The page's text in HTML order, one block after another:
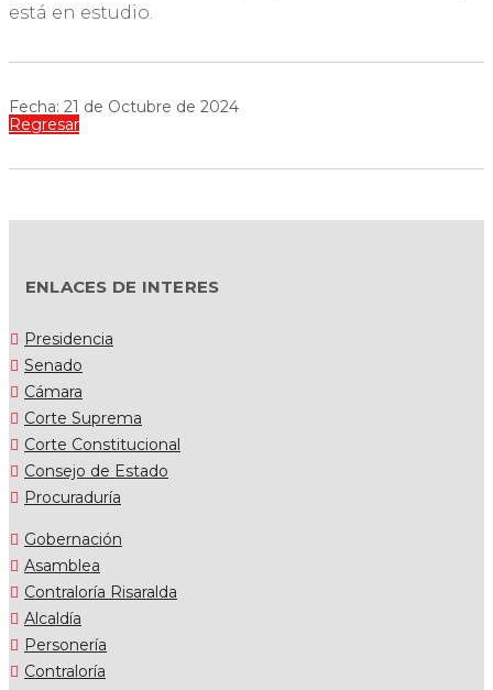
está en estudio.
Fecha: 21 de Octubre de 2024
Regresar
ENLACES DE INTERES
Presidencia
Senado
Cámara
Corte Suprema
Corte Constitucional
Consejo de Estado
Procuraduría
Gobernación
Asamblea
Contraloría Risaralda
Alcaldía
Personería
Contraloría